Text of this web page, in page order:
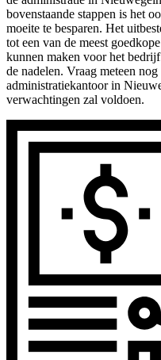
bovenstaande stappen is het
moeite te besparen. Het
tot een van de meest
kunnen maken voor het
de nadelen. Vraag meteen
administratiekantoor in
verwachtingen zal voldoen.